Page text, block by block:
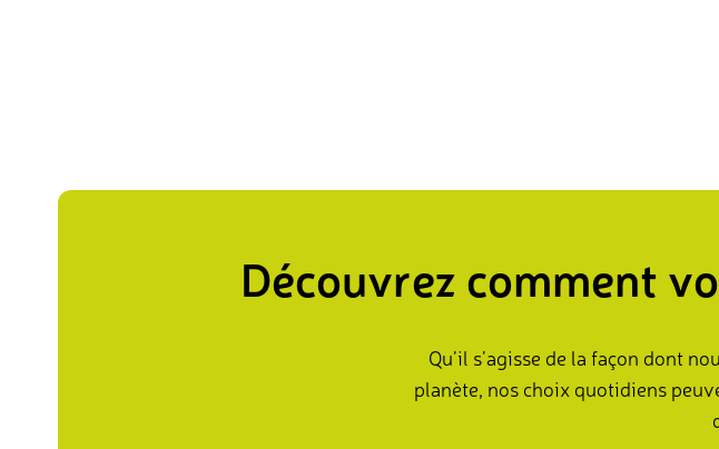
Découvrez comment
Qu’il s’agisse de la façon dont
planète, nos choix quotidiens